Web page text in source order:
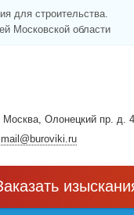
для строительства.
Московской области
Москва, Олонецкий пр. д.
mail@buroviki.ru